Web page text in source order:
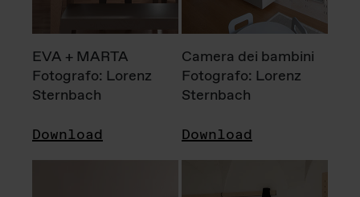
EVA + MARTA
Fotografo: Lorenz
Sternbach
Download
Camera dei bambini
Fotografo: Lorenz
Sternbach
Download